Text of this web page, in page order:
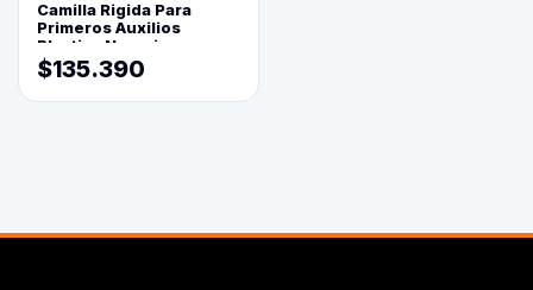
Camilla Rigida Para
Primeros Auxilios
Plastica Naranja
$135.390